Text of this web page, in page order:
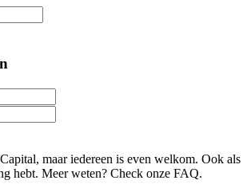
maar iedereen is even welkom. Ook als
hebt. Meer weten? Check onze FAQ.